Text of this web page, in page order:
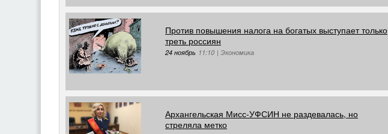
Против повышения налога на богатых выступает только
треть россиян
24 ноябрь 11:10 | Экономика
Архангельская Мисс-УФСИН не раздевалась, но
стреляла метко